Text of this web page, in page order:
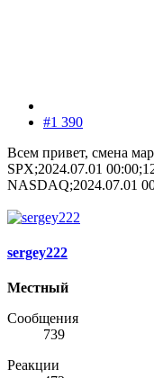
#1 390
Всем привет, смена
SPX;2024.07.01
NASDAQ;2024.07.01
sergey222
Местный
Сообщения
739
Реакции